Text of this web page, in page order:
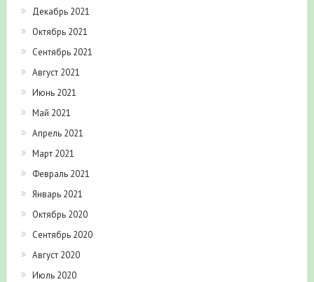
Декабрь 2021
Октябрь 2021
Сентябрь 2021
Август 2021
Июнь 2021
Май 2021
Апрель 2021
Март 2021
Февраль 2021
Январь 2021
Октябрь 2020
Сентябрь 2020
Август 2020
Июль 2020